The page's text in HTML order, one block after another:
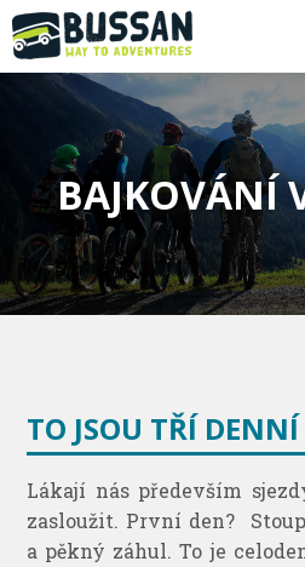
BAJKOVÁNÍ
TO JSOU TŘÍ
Lákají nás především
zasloužit. První den?
a pěkný záhul. To je